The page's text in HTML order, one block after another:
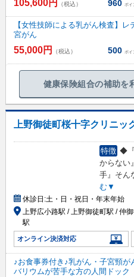
105,600円 （税込） 960 ポイ
【女性技師による乳がん検査】
宮がん
55,000円 （税込） 500 ポイ
健康保険組合の補助を
上野御徒町桜十字クリニッ
特徴 ◆『
からない
手』そん
む▼
休診日:土・日・祝日・年末年始
上野広小路駅 / 上野御徒町駅 / 仲
駅
オンライン決済対応
♪お食事券付き♪乳がん・子宮頸が
バリウムが苦手な方の人間ドック